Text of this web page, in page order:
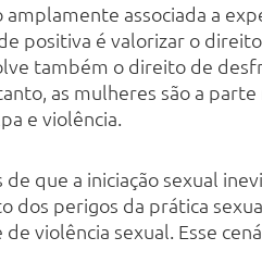
associada a
positiva é valorizar o
também o direito de
as mulheres são a
e violência.
que a iniciação sexual
dos perigos da prática
violência sexual. Esse